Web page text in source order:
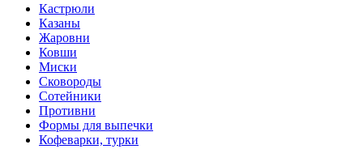
Кастрюли
Казаны
Жаровни
Ковши
Миски
Сковороды
Сотейники
Противни
Формы для выпечки
Кофеварки, турки